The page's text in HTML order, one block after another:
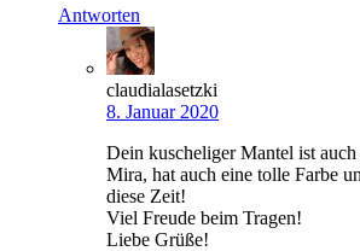
Antworten
claudialasetzki
8. Januar 2020
Dein kuscheliger Mantel ist auch
Mira, hat auch eine tolle Farbe
diese Zeit!
Viel Freude beim Tragen!
Liebe Grüße!